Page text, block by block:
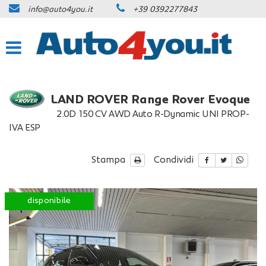
HOME
IL VOSTRO CONSULENTE
ACQUISTIAMO USATO
NOLEGGIO LUNGO TERMINE
CONTATTI
NEWS
AREA COMMERCIANTI
info@auto4you.it +39 0392277843
LAND ROVER Range Rover Evoque
2.0D 150 CV AWD Auto R-Dynamic UNI PROP-
IVA ESP
Stampa Condividi
disponibile
preferenze
di
Il
seguente
ti
tue
preferenze
di
consenso
alle
tecnologie